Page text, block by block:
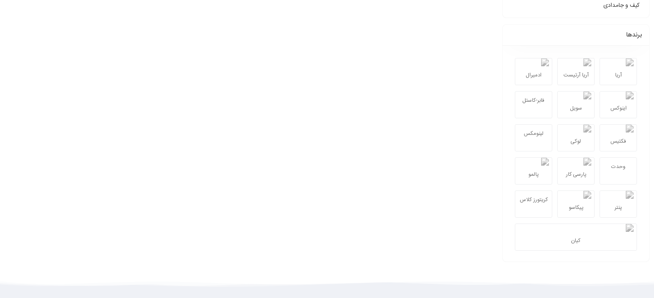
کیف و جامدادی
برندها
آریا آریا آرتیست ادمیرال
اینوکس سویل
فابر-کاستل
فکتیس لوکی
لینومکس
وحدت
پارسی کار
پالمو
پنتر پیکاسو
کریتورز کلاس
کیان